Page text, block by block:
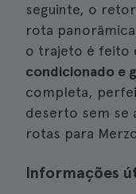
seguinte, o
rota
o trajeto é feito
condicionado e
completa,
deserto sem se
rotas para
Informações